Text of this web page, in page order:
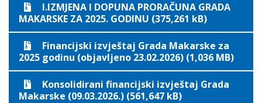
I.IZMJENA I DOPUNA PRORAČUNA GRADA
MAKARSKE ZA 2025. GODINU (375,261 kB)
Financijski izvještaj Grada Makarske za
2025 godinu (objavljeno 23.02.2026) (1,036 MB)
Konsolidirani financijski izvještaj Grada
Makarske (09.03.2026.) (561,647 kB)